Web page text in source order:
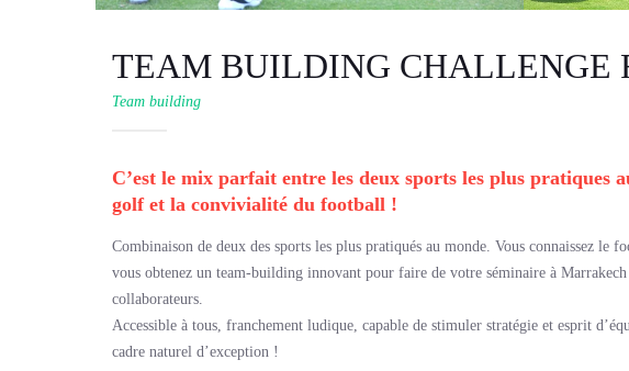
TEAM BUILDING CHALLENGE
Team building
C’est le mix parfait entre les deux sports les plus pratiques
golf et la convivialité du football !
Combinaison de deux des sports les plus pratiqués au monde. Vous connaissez le
vous obtenez un team-building innovant pour faire de votre séminaire à
collaborateurs.
Accessible à tous, franchement ludique, capable de stimuler stratégie et esprit
cadre naturel d’exception !